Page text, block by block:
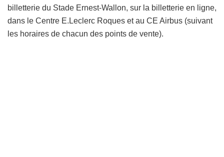
billetterie du Stade Ernest-Wallon, sur la billetterie en ligne,
dans le Centre E.Leclerc Roques et au CE Airbus (suivant
les horaires de chacun des points de vente).